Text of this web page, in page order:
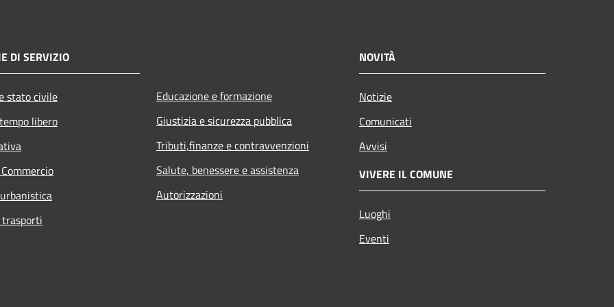
DI SERVIZIO
stato civile
libero
Educazione e formazione
Giustizia e sicurezza pubblica
Tributi,finanze e contravvenzioni
Salute, benessere e assistenza
Autorizzazioni
NOVITÀ
Notizie
Comunicati
Avvisi
VIVERE IL COMUNE
Luoghi
Eventi